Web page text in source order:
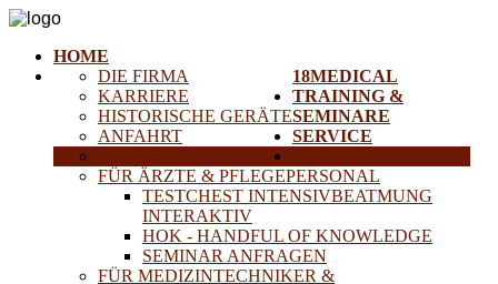
HOME
18MEDICAL
DIE FIRMA
KARRIERE
HISTORISCHE GERÄTE
ANFAHRT
TRAINING &
SEMINARE
FÜR ÄRZTE & PFLEGEPERSONAL
TESTCHEST INTENSIVBEATMUNG
INTERAKTIV
HOK - HANDFUL OF KNOWLEDGE
SEMINAR ANFRAGEN
FÜR MEDIZINTECHNIKER &
SERVICE